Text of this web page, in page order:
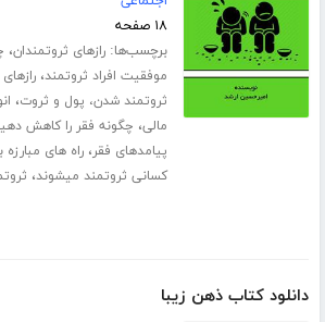
۱۸ صفحه
برچسب‌ها:رازهای ثروتمندان،
موفقیت افراد ثروتمند،
ثروتمند شدن، پول و ثروت،
مالی، چگونه فقر را کاهش
پیامدهای فقر،راه های مبارزه
کسانی ثروتمند میشوند،
دانلود کتاب ذهن زیبا